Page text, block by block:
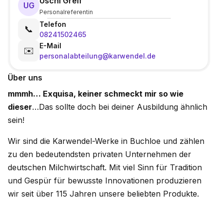
Über uns
mmmh… Exquisa, keiner schmeckt mir so wie
dieser…Das sollte doch bei deiner Ausbildung ähnlich
sein!
Wir sind die Karwendel-Werke in Buchloe und zählen
zu den bedeutendsten privaten Unternehmen der
deutschen Milchwirtschaft. Mit viel Sinn für Tradition
und Gespür für bewusste Innovationen produzieren
wir seit über 115 Jahren unsere beliebten Produkte.
UG
Personalreferentin
📞
Telefon
08241502465
✉️
E-Mail
personalabteilung@karwendel.de